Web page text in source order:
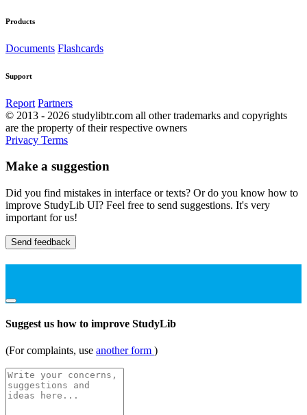
Products
Documents Flashcards
Support
Report Partners
© 2013 - 2026 studylibtr.com all other trademarks and copyrights
are the property of their respective owners
Privacy Terms
Make a suggestion
Did you find mistakes in interface or texts? Or do you know how to
improve StudyLib UI? Feel free to send suggestions. It's very
important for us!
Send feedback
Suggest us how to improve StudyLib
(For complaints, use another form )